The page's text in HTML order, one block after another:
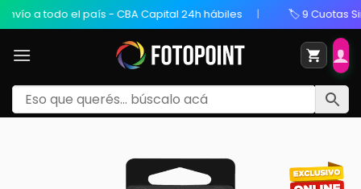
el país - CBA Capital 24h hábiles 🏷️ 9 Cuotas Sin